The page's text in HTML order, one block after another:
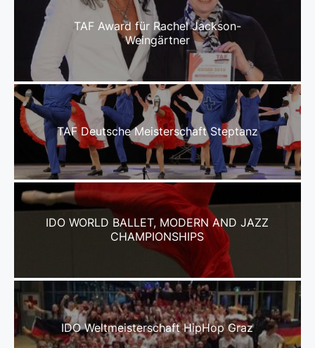
TAF Award für Rachel Jackson-
Weingärtner
TAF Deutsche Meisterschaft Steptanz
IDO WORLD BALLET, MODERN AND JAZZ
CHAMPIONSHIPS
IDO Weltmeisterschaft HipHop Graz